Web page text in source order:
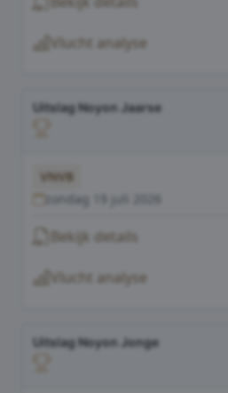
Vlucht analyse
Uitslag Noyon Jaarse
VNVB
zondag 19 juli 2026
Bekijk details
Vlucht analyse
Uitslag Noyon Jonge